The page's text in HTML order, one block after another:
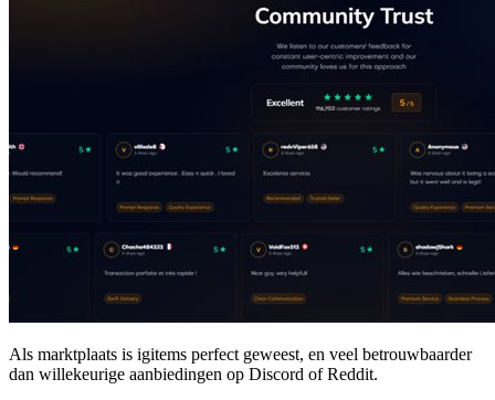
Als marktplaats is igitems perfect geweest, en veel betrouwbaarder
dan willekeurige aanbiedingen op Discord of Reddit.